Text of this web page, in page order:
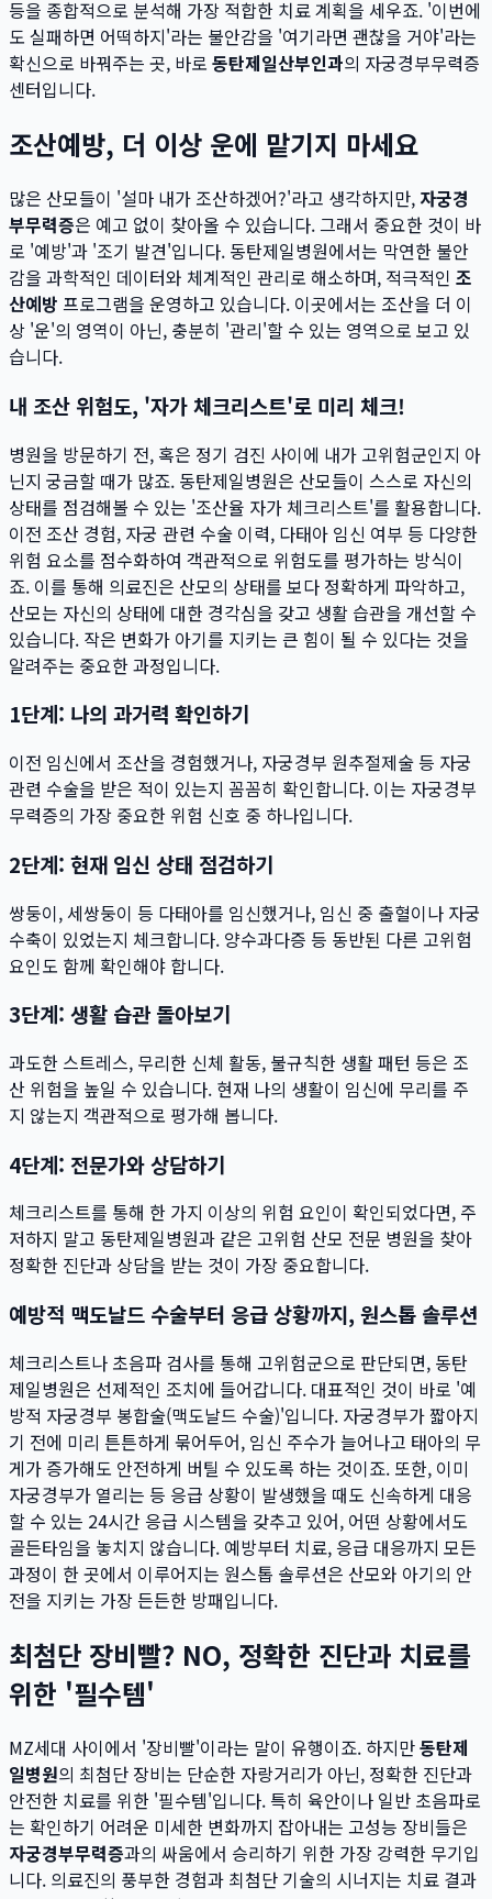
등을 종합적으로 분석해 가장 적합한 치료 계획을 세우죠. '이번에
도 실패하면 어떡하지'라는 불안감을 '여기라면 괜찮을 거야'라는
확신으로 바꿔주는 곳, 바로 동탄제일산부인과의 자궁경부무력증
센터입니다.
조산예방, 더 이상 운에 맡기지 마세요
많은 산모들이 '설마 내가 조산하겠어?'라고 생각하지만, 자궁경
부무력증은 예고 없이 찾아올 수 있습니다. 그래서 중요한 것이 바
로 '예방'과 '조기 발견'입니다. 동탄제일병원에서는 막연한 불안
감을 과학적인 데이터와 체계적인 관리로 해소하며, 적극적인 조
산예방 프로그램을 운영하고 있습니다. 이곳에서는 조산을 더 이
상 '운'의 영역이 아닌, 충분히 '관리'할 수 있는 영역으로 보고 있
습니다.
내 조산 위험도, '자가 체크리스트'로 미리 체크!
병원을 방문하기 전, 혹은 정기 검진 사이에 내가 고위험군인지 아
닌지 궁금할 때가 많죠. 동탄제일병원은 산모들이 스스로 자신의
상태를 점검해볼 수 있는 '조산율 자가 체크리스트'를 활용합니다.
이전 조산 경험, 자궁 관련 수술 이력, 다태아 임신 여부 등 다양한
위험 요소를 점수화하여 객관적으로 위험도를 평가하는 방식이
죠. 이를 통해 의료진은 산모의 상태를 보다 정확하게 파악하고,
산모는 자신의 상태에 대한 경각심을 갖고 생활 습관을 개선할 수
있습니다. 작은 변화가 아기를 지키는 큰 힘이 될 수 있다는 것을
알려주는 중요한 과정입니다.
1단계: 나의 과거력 확인하기
이전 임신에서 조산을 경험했거나, 자궁경부 원추절제술 등 자궁
관련 수술을 받은 적이 있는지 꼼꼼히 확인합니다. 이는 자궁경부
무력증의 가장 중요한 위험 신호 중 하나입니다.
2단계: 현재 임신 상태 점검하기
쌍둥이, 세쌍둥이 등 다태아를 임신했거나, 임신 중 출혈이나 자궁
수축이 있었는지 체크합니다. 양수과다증 등 동반된 다른 고위험
요인도 함께 확인해야 합니다.
3단계: 생활 습관 돌아보기
과도한 스트레스, 무리한 신체 활동, 불규칙한 생활 패턴 등은 조
산 위험을 높일 수 있습니다. 현재 나의 생활이 임신에 무리를 주
지 않는지 객관적으로 평가해 봅니다.
4단계: 전문가와 상담하기
체크리스트를 통해 한 가지 이상의 위험 요인이 확인되었다면, 주
저하지 말고 동탄제일병원과 같은 고위험 산모 전문 병원을 찾아
정확한 진단과 상담을 받는 것이 가장 중요합니다.
예방적 맥도날드 수술부터 응급 상황까지, 원스톱 솔루션
체크리스트나 초음파 검사를 통해 고위험군으로 판단되면, 동탄
제일병원은 선제적인 조치에 들어갑니다. 대표적인 것이 바로 '예
방적 자궁경부 봉합술(맥도날드 수술)'입니다. 자궁경부가 짧아지
기 전에 미리 튼튼하게 묶어두어, 임신 주수가 늘어나고 태아의 무
게가 증가해도 안전하게 버틸 수 있도록 하는 것이죠. 또한, 이미
자궁경부가 열리는 등 응급 상황이 발생했을 때도 신속하게 대응
할 수 있는 24시간 응급 시스템을 갖추고 있어, 어떤 상황에서도
골든타임을 놓치지 않습니다. 예방부터 치료, 응급 대응까지 모든
과정이 한 곳에서 이루어지는 원스톱 솔루션은 산모와 아기의 안
전을 지키는 가장 든든한 방패입니다.
최첨단 장비빨? NO, 정확한 진단과 치료를
위한 '필수템'
MZ세대 사이에서 '장비빨'이라는 말이 유행이죠. 하지만동탄제
일병원의 최첨단 장비는 단순한 자랑거리가 아닌, 정확한 진단과
안전한 치료를 위한 '필수템'입니다. 특히 육안이나 일반 초음파로
는 확인하기 어려운 미세한 변화까지 잡아내는 고성능 장비들은
자궁경부무력증과의 싸움에서 승리하기 위한 가장 강력한 무기입
니다. 의료진의 풍부한 경험과 최첨단 기술의 시너지는 치료 결과